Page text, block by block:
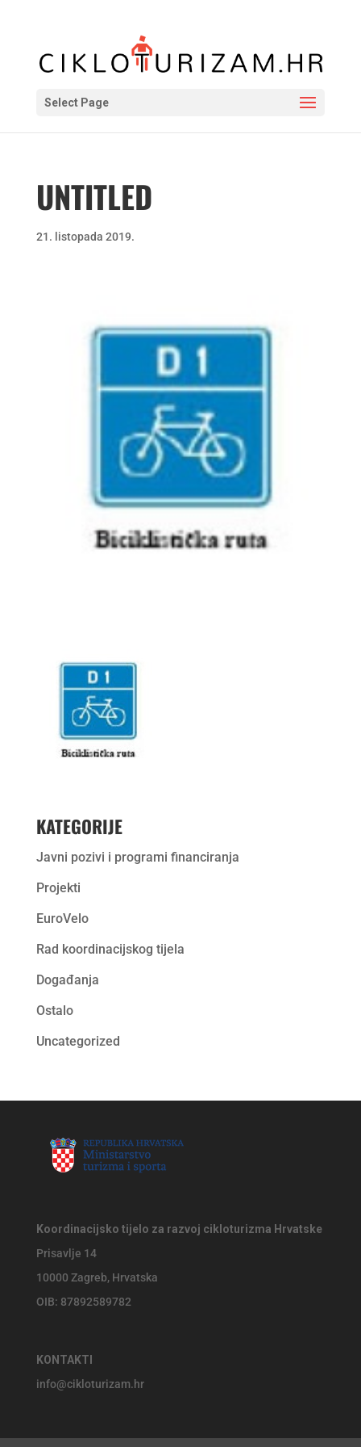
Select Page
UNTITLED
21. listopada 2019.
KATEGORIJE
Javni pozivi i programi financiranja
Projekti
EuroVelo
Rad koordinacijskog tijela
Događanja
Ostalo
Uncategorized
Koordinacijsko tijelo za razvoj cikloturizma Hrvatske
Prisavlje 14
10000 Zagreb, Hrvatska
OIB: 87892589782
KONTAKTI
info@cikloturizam.hr